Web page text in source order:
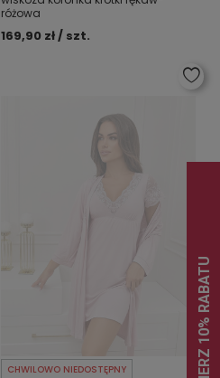
różowa
169,90 zł / szt.
CHWILOWO NIEDOSTĘPNY